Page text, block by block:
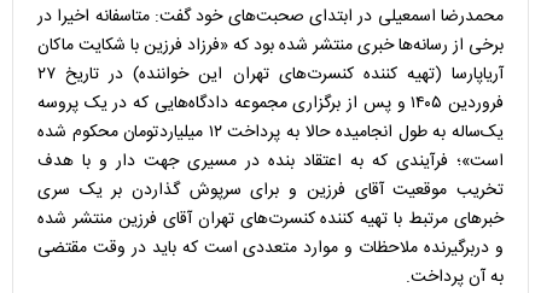
محمدرضا اسمعیلی در ابتدای صحبت‌های خود گفت: متاسفانه اخیرا در
برخی از رسانه‌ها خبری منتشر شده بود که «فرزاد فرزین با شکایت ماکان
آریاپارسا (تهیه کننده کنسرت‌های تهران این خواننده) در تاریخ ۲۷
فروردین ۱۴۰۵ و پس از برگزاری مجموعه دادگاه‌هایی که در یک پروسه
یک‌ساله به طول انجامیده حالا به پرداخت ۱۲ میلیاردتومان محکوم شده
است»؛ فرآیندی که به اعتقاد بنده در مسیری جهت دار و با هدف
تخریب موقعیت آقای فرزین و برای سرپوش گذاردن بر یک سری
خبرهای مرتبط با تهیه کننده کنسرت‌های تهران آقای فرزین منتشر شده
و دربرگیرنده ملاحظات و موارد متعددی است که باید در وقت مقتضی
به آن پرداخت.